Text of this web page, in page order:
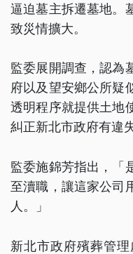
逼迫墓主拆遷墓地。
致災情擴大。
監委展開調查，認為
府以及望安鄉公所疑
透明程序就提供土地
糾正新北市政府有違
監委施錦芳指出，「
至瀆職，讓這家公司
人。」
新北市政府殯葬管